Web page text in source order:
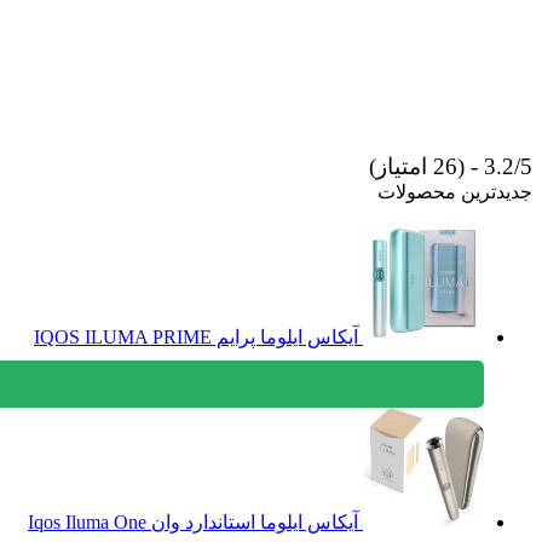
3.2/5 - (26 امتیاز)
جدیدترین محصولات
آیکاس ایلوما پرایم IQOS ILUMA PRIME
آیکاس ایلوما استاندارد وان Iqos Iluma One